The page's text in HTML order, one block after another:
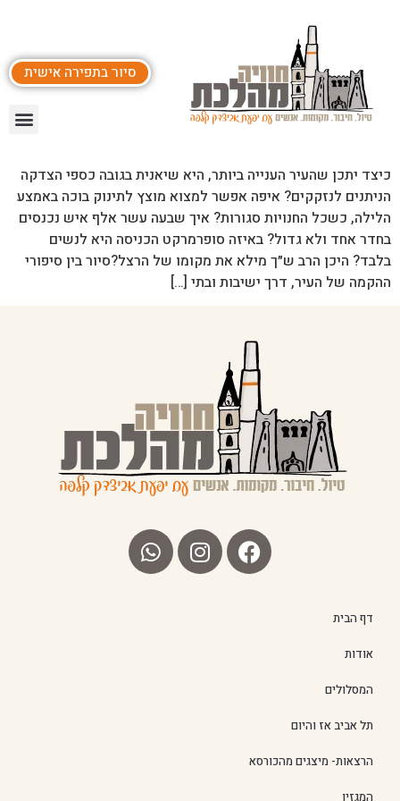
סיור בתפירה אישית
כיצד יתכן שהעיר הענייה ביותר, היא שיאנית בגובה כספי הצדקה
הניתנים לנזקקים? איפה אפשר למצוא מוצץ לתינוק בוכה באמצע
הלילה, כשכל החנויות סגורות? איך שבעה עשר אלף איש נכנסים
בחדר אחד ולא גדול? באיזה סופרמרקט הכניסה היא לנשים
בלבד? היכן הרב ש״ך מילא את מקומו של הרצל?סיור בין סיפורי
ההקמה של העיר, דרך ישיבות ובתי […]
דף הבית
אודות
המסלולים
תל אביב אז והיום
הרצאות- מיצגים מהכורסא
המגזין